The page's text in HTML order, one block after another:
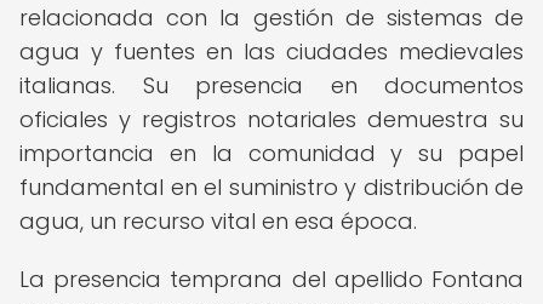
relacionada con la gestión de sistemas de
agua y fuentes en las ciudades medievales
italianas. Su presencia en documentos
oficiales y registros notariales demuestra su
importancia en la comunidad y su papel
fundamental en el suministro y distribución de
agua, un recurso vital en esa época.
La presencia temprana del apellido Fontana